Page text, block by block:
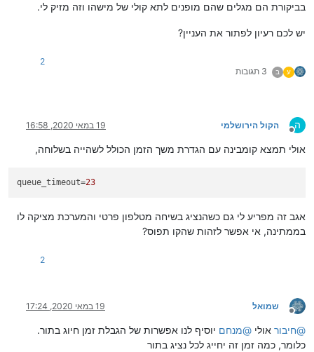
בביקורת הם מגלים שהם מופנים לתא קולי של מישהו וזה מזיק לי.
יש לכם רעיון לפתור את העניין?
ע ב 3 תגובות
2
ה
מנותק
הקול הירושלמי 19 במאי 2020, 16:58
אולי תמצא קומבינה עם הגדרת משך הזמן הכולל לשהייה בשלוחה,
queue_timeout=23
אגב זה מפריע לי גם כשהנציג בשיחה מטלפון פרטי והמערכת מציקה לו
בממתינה, אי אפשר לזהות שהקו תפוס?
2
מנותק
שמואל 19 במאי 2020, 17:24
@חיבור אולי @מנחם יוסיף לנו אפשרות של הגבלת זמן חיוג בתור.
כלומר, כמה זמן זה יחייג לכל נציג בתור